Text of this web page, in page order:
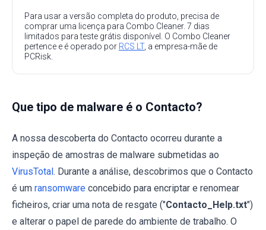
Para usar a versão completa do produto, precisa de
comprar uma licença para Combo Cleaner. 7 dias
limitados para teste grátis disponível. O Combo Cleaner
pertence e é operado por RCS LT, a empresa-mãe de
PCRisk.
Que tipo de malware é o Contacto?
A nossa descoberta do Contacto ocorreu durante a
inspeção de amostras de malware submetidas ao
VirusTotal. Durante a análise, descobrimos que o Contacto
é um ransomware concebido para encriptar e renomear
ficheiros, criar uma nota de resgate ("Contacto_Help.txt")
e alterar o papel de parede do ambiente de trabalho. O